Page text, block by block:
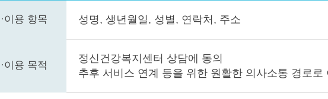
이용 항목 성명, 생년월일, 성별, 연락처, 주소
이용 목적
정신건강복지센터 상담에 동의
추후 서비스 연계 등을 위한 원활한 의사소통 경로로